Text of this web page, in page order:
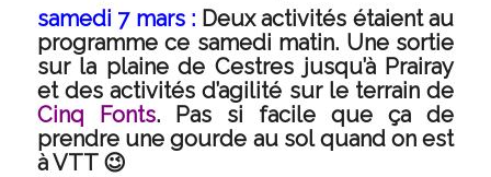
samedi 7 mars : Deux activités étaient au
programme ce samedi matin. Une sortie
sur la plaine de Cestres jusqu’à Prairay
et des activités d’agilité sur le terrain de
Cinq Fonts. Pas si facile que ça de
prendre une gourde au sol quand on est
à VTT 😉